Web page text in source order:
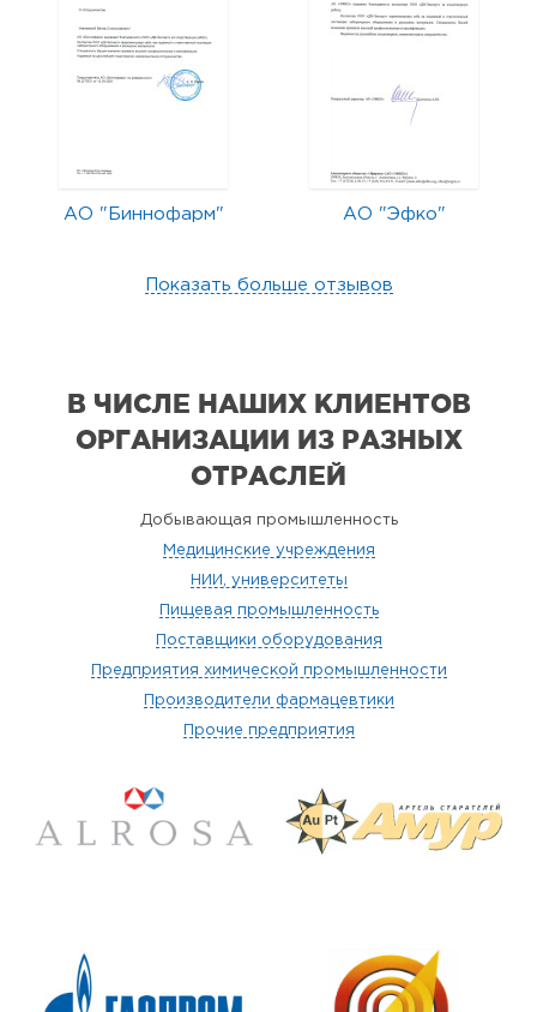
АО "Биннофарм" АО "Эфко"
Показать больше отзывов
В ЧИСЛЕ НАШИХ КЛИЕНТОВ
ОРГАНИЗАЦИИ ИЗ РАЗНЫХ
ОТРАСЛЕЙ
Добывающая промышленность
Медицинские учреждения
НИИ, университеты
Пищевая промышленность
Поставщики оборудования
Предприятия химической промышленности
Производители фармацевтики
Прочие предприятия